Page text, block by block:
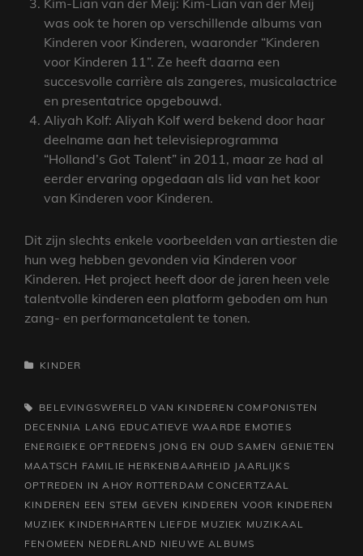
Kim-Lian van der Meij: Kim-Lian van der Meij
was ook te horen op verschillende albums van
Kinderen voor Kinderen, waaronder “Kinderen
voor Kinderen 11”. Ze heeft daarna een
succesvolle carrière als zangeres, musicalactrice
en presentatrice opgebouwd.
Aliyah Kolf: Aliyah Kolf werd bekend door haar
deelname aan het televisieprogramma
“Holland’s Got Talent” in 2011, maar ze had al
eerder ervaring opgedaan als lid van het koor
van Kinderen voor Kinderen.
Dit zijn slechts enkele voorbeelden van artiesten die
hun weg hebben gevonden via Kinderen voor
Kinderen. Het project heeft door de jaren heen vele
talentvolle kinderen een platform geboden om hun
zang- en performancetalent te tonen.
CATEGORIEËN
KINDER
TAGS,BELEVINGSWERELD VAN KINDEREN COMPONISTEN
DECENNIA LANG EDUCATIEVE WAARDE EMOTIES
ENERGIEKE OPTREDENS JONG EN OUD SAMEN GENIETEN
MAATSCH FAMILIE HERKENBAARHEID JAARLIJKS
OPTREDEN IN AHOY ROTTERDAM CONCERTZAAL
KINDEREN EEN STEM GEVEN KINDEREN VOOR KINDEREN
MUZIEK KINDERHARTEN LIEFDE MUZIEK MUZIKAAL
FENOMEEN NEDERLAND NIEUWE ALBUMS